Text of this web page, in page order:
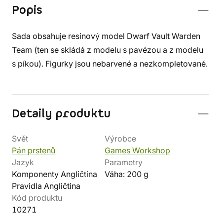
Popis
Sada obsahuje resinový model Dwarf Vault Warden
Team (ten se skládá z modelu s pavézou a z modelu
s píkou). Figurky jsou nebarvené a nezkompletované.
Detaily produktu
Svět
Pán prstenů
Výrobce
Games Workshop
Jazyk
Komponenty Angličtina
Pravidla Angličtina
Parametry
Váha: 200 g
Kód produktu
10271